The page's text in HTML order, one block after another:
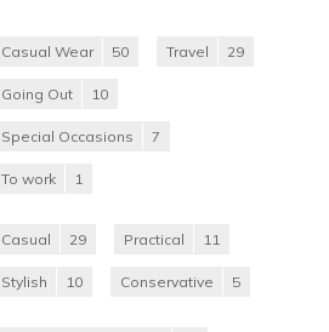
Casual Wear 50 Travel 29
Going Out 10
Special Occasions 7
To work 1
Casual 29 Practical 11
Stylish 10 Conservative 5